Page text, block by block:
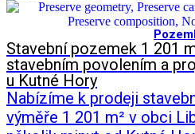
Stavební pozemek 1 201
stavebním povolením a
u Kutné Hory
Nabízíme k prodeji
výměře 1 201 m² v obci